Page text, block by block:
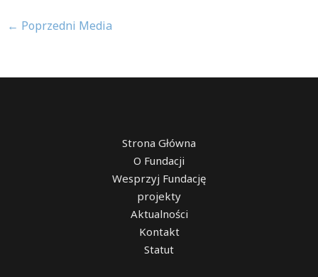
← Poprzedni Media
Strona Główna
O Fundacji
Wesprzyj Fundację
projekty
Aktualności
Kontakt
Statut